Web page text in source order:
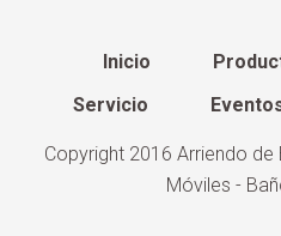
Inicio
Servicio
Copyright 2016 Arriendo de
Móviles -